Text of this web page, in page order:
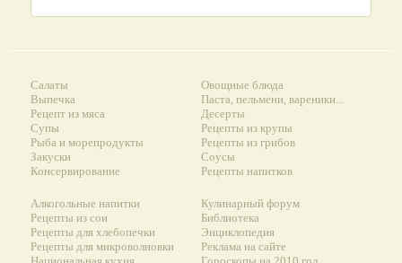
Салаты
Выпечка
Рецепт из мяса
Супы
Рыба и морепродукты
Закуски
Консервирование
Овощные блюда
Паста, пельмени, вареники...
Десерты
Рецепты из крупы
Рецепты из грибов
Соусы
Рецепты напитков
Алкогольные напитки
Рецепты из сои
Рецепты для хлебопечки
Рецепты для микроволновки
Кулинарный форум
Библиотека
Энциклопедия
Реклама на сайте